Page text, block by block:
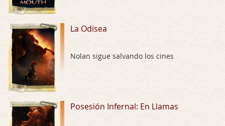
Hungry
Por: Croc
Las 10 películas gore de Almas Oscuras
Por: JORDI CRUYFF
Possession
Por: Chupasangre
La Odisea
Nolan sigue salvando los cines
Posesión Infernal: En Llamas